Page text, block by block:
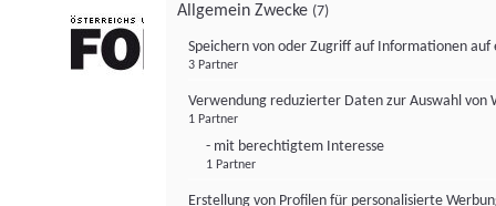
Allgemein Zwecke (7)
Speichern von oder Zugriff auf Informationen auf
3 Partner
Verwendung reduzierter Daten zur Auswahl von
1 Partner
- mit berechtigtem Interesse
1 Partner
Erstellung von Profilen für personalisierte
FONDS professionell